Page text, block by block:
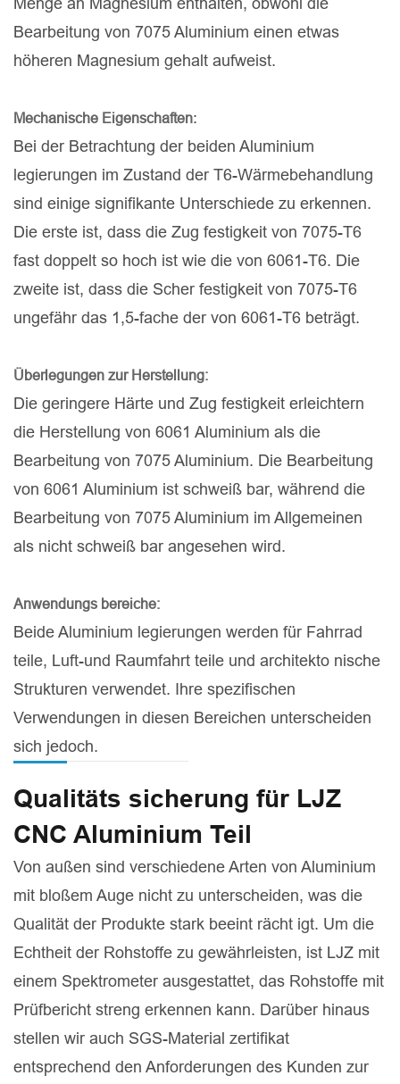
Bearbeitung von 7075 Aluminium einen etwas
höheren Magnesium gehalt aufweist.
Mechanische Eigenschaften:
Bei der Betrachtung der beiden Aluminium
legierungen im Zustand der T6-Wärmebehandlung
sind einige signifikante Unterschiede zu erkennen.
Die erste ist, dass die Zug festigkeit von 7075-T6
fast doppelt so hoch ist wie die von 6061-T6. Die
zweite ist, dass die Scher festigkeit von 7075-T6
ungefähr das 1,5-fache der von 6061-T6 beträgt.
Überlegungen zur Herstellung:
Die geringere Härte und Zug festigkeit erleichtern
die Herstellung von 6061 Aluminium als die
Bearbeitung von 7075 Aluminium. Die Bearbeitung
von 6061 Aluminium ist schweiß bar, während die
Bearbeitung von 7075 Aluminium im Allgemeinen
als nicht schweiß bar angesehen wird.
Anwendungs bereiche:
Beide Aluminium legierungen werden für Fahrrad
teile, Luft-und Raumfahrt teile und architekto nische
Strukturen verwendet. Ihre spezifischen
Verwendungen in diesen Bereichen unterscheiden
sich jedoch.
Qualitäts sicherung für LJZ
CNC Aluminium Teil
Von außen sind verschiedene Arten von Aluminium
mit bloßem Auge nicht zu unterscheiden, was die
Qualität der Produkte stark beeint rächt igt. Um die
Echtheit der Rohstoffe zu gewährleisten, ist LJZ mit
einem Spektrometer ausgestattet, das Rohstoffe mit
Prüfbericht streng erkennen kann. Darüber hinaus
stellen wir auch SGS-Material zertifikat
entsprechend den Anforderungen des Kunden zur